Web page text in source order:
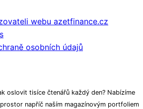
webu azetfinance.cz
osobních údajů
oslovit tisíce čtenářů každý den? Nabízíme
napříč naším magazínovým portfoliem